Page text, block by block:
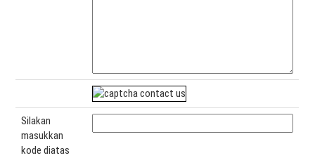
Silakan
masukkan
kode diatas